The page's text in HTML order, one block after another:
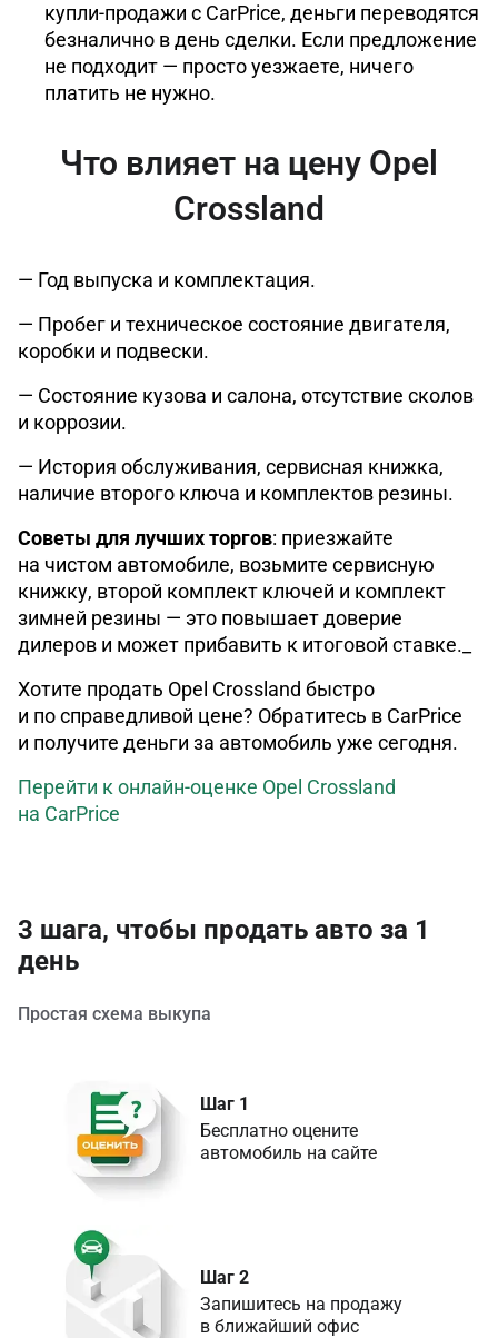
купли-продажи с CarPrice, деньги переводятся
безналично в день сделки. Если предложение
не подходит — просто уезжаете, ничего
платить не нужно.
Что влияет на цену Opel
Crossland
— Год выпуска и комплектация.
— Пробег и техническое состояние двигателя,
коробки и подвески.
— Состояние кузова и салона, отсутствие сколов
и коррозии.
— История обслуживания, сервисная книжка,
наличие второго ключа и комплектов резины.
Советы для лучших торгов: приезжайте
на чистом автомобиле, возьмите сервисную
книжку, второй комплект ключей и комплект
зимней резины — это повышает доверие
дилеров и может прибавить к итоговой ставке._
Хотите продать Opel Crossland быстро
и по справедливой цене? Обратитесь в CarPrice
и получите деньги за автомобиль уже сегодня.
Перейти к онлайн-оценке Opel Crossland
на CarPrice
3 шага, чтобы продать авто за 1
день
Простая схема выкупа
Шаг 1
Бесплатно оцените
Шаг 2
Запишитесь на продажу
в ближайший офис